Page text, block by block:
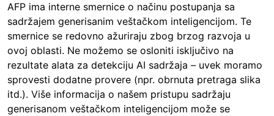
AFP ima interne smernice o načinu postupanja sa
sadržajem generisanim veštačkom inteligencijom. Te
smernice se redovno ažuriraju zbog brzog razvoja u
ovoj oblasti. Ne možemo se osloniti isključivo na
rezultate alata za detekciju AI sadržaja – uvek moramo
sprovesti dodatne provere (npr. obrnuta pretraga slika
itd.). Više informacija o našem pristupu sadržaju
generisanom veštačkom inteligencijom može se